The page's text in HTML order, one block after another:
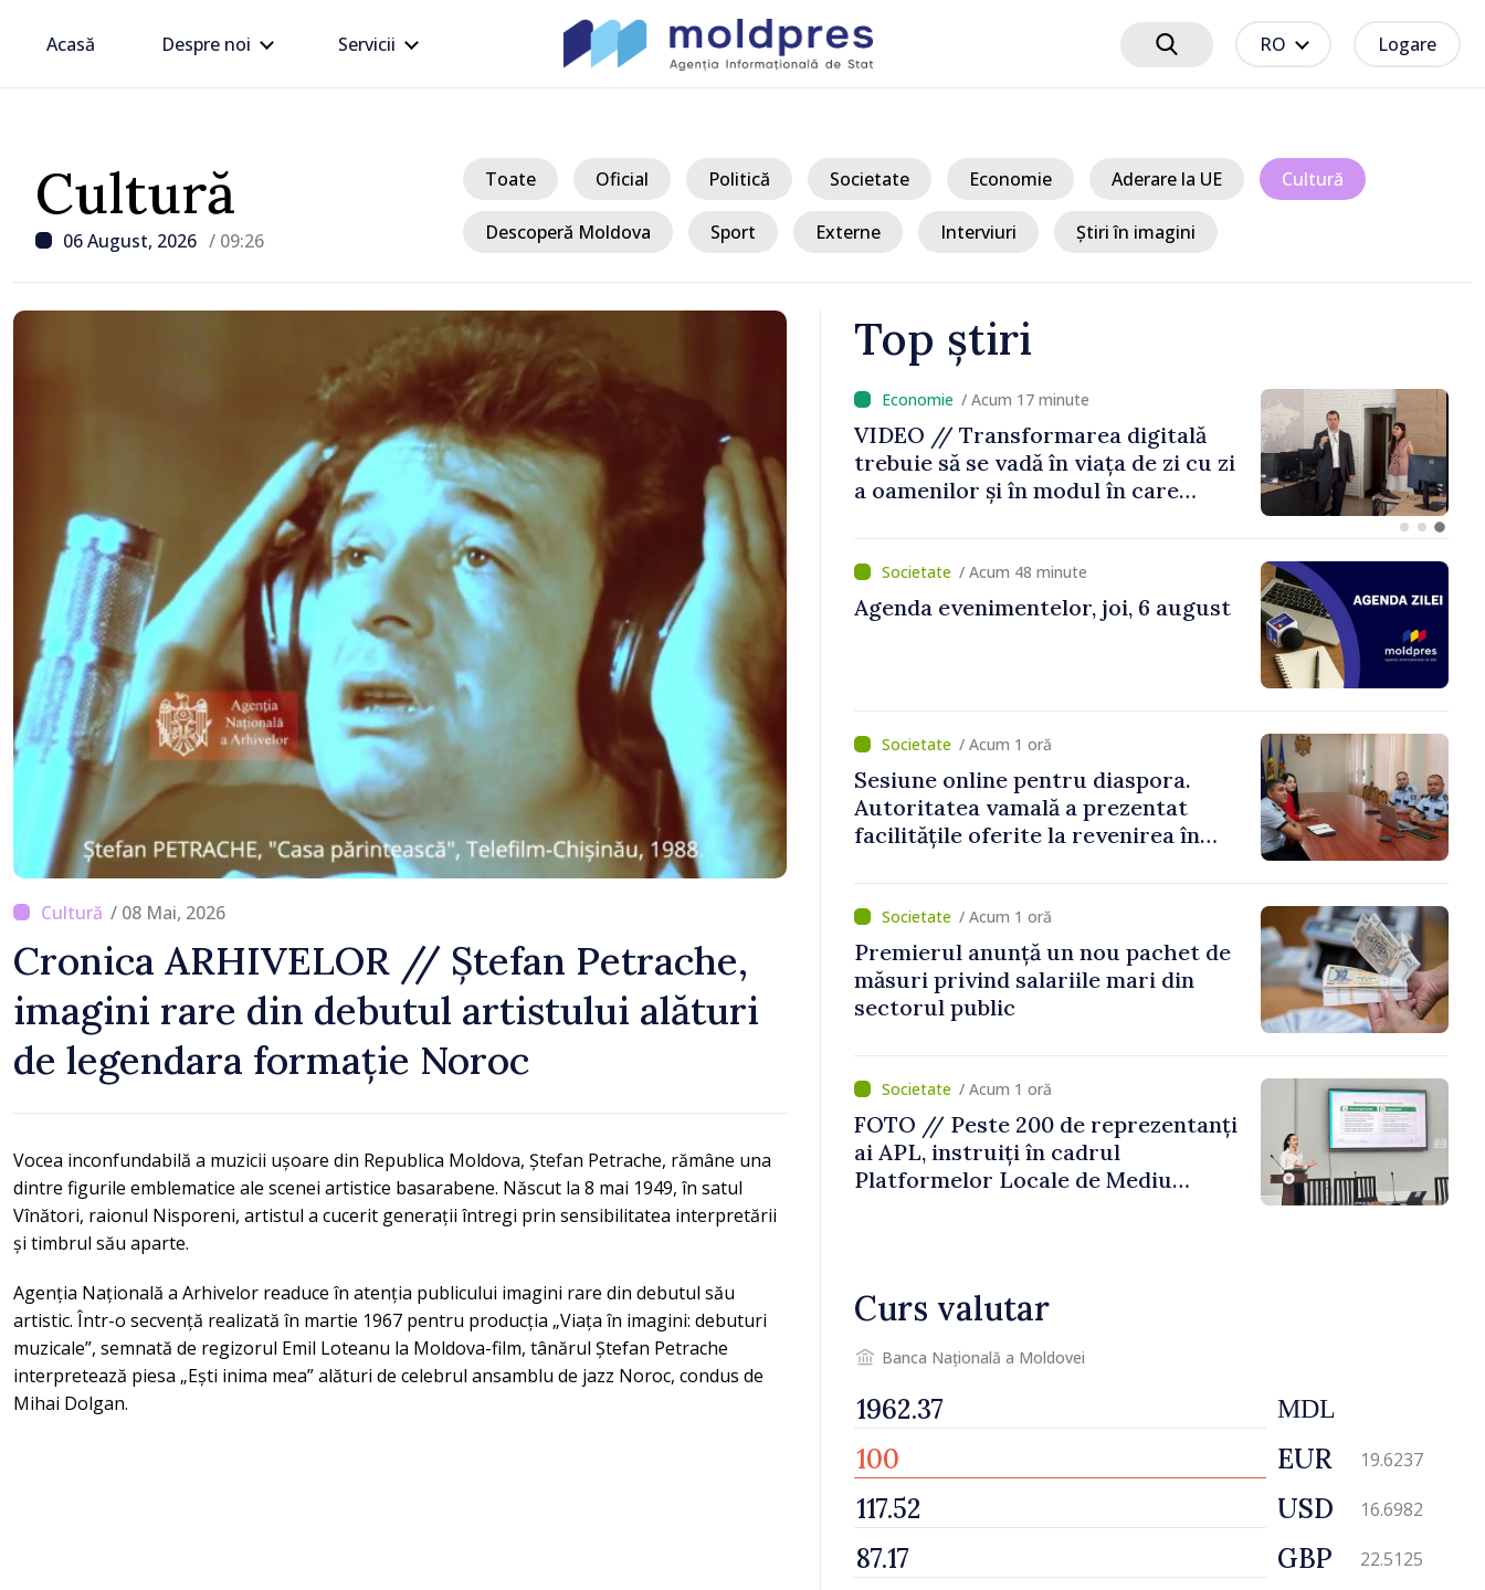
Acasă Despre noi Servicii RO Logare
Cultură
06 August, 2026 / 09:26
Toate Oficial Politică Societate Economie Aderare la UE Cultură
Descoperă Moldova Sport Externe Interviuri Știri în imagini
/ 08 Mai, 2026
Cronica ARHIVELOR // Ștefan Petrache,
imagini rare din debutul artistului alături
de legendara formație Noroc
Vocea inconfundabilă a muzicii ușoare din Republica Moldova, Ștefan Petrache, rămâne una
dintre figurile emblematice ale scenei artistice basarabene. Născut la 8 mai 1949, în satul
Vînători, raionul Nisporeni, artistul a cucerit generații întregi prin sensibilitatea interpretării
și timbrul său aparte.
Agenția Națională a Arhivelor readuce în atenția publicului imagini rare din debutul său
artistic. Într-o secvență realizată în martie 1967 pentru producția „Viața în imagini: debuturi
muzicale”, semnată de regizorul Emil Loteanu la Moldova-film, tânărul Ștefan Petrache
interpretează piesa „Ești inima mea” alături de celebrul ansamblu de jazz Noroc, condus de
Mihai Dolgan.
Top știri
/ Acum 15 minute
Cronica ARHIVELOR // Vladimir
Herța - primul primar al Chișinăului
după Unirea Basarabiei cu România
/ Acum 17 minute
VIDEO // Transformarea digitală
trebuie să se vadă în viața de zi cu zi
a oamenilor și în modul în care
/ Acum 48 minute
Agenda evenimentelor, joi, 6 august
/ Acum 1 oră
Sesiune online pentru diaspora.
Autoritatea vamală a prezentat
facilitățile oferite la revenirea în
/ Acum 1 oră
Premierul anunță un nou pachet de
măsuri privind salariile mari din
sectorul public
/ Acum 1 oră
FOTO // Peste 200 de reprezentanți
ai APL, instruiți în cadrul
Platformelor Locale de Mediu
Curs valutar
Banca Națională a Moldovei
MDL
EUR 19.6237
USD 16.6982
GBP 22.5125